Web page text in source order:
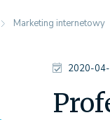
Marketing internetowy
2020-